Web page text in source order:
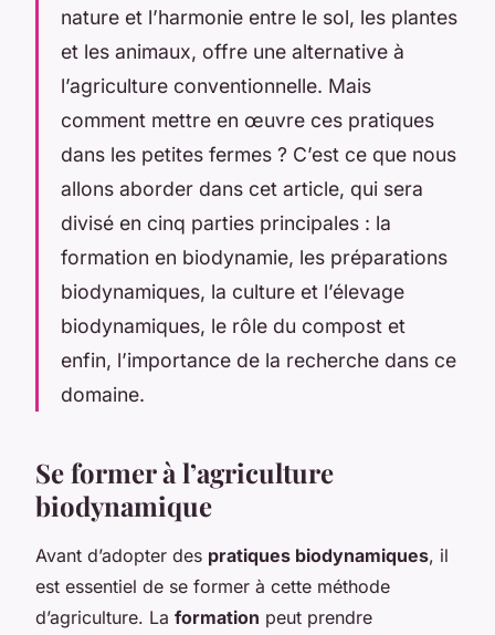
nature et l’harmonie entre le sol, les plantes
et les animaux, offre une alternative à
l’agriculture conventionnelle. Mais
comment mettre en œuvre ces pratiques
dans les petites fermes ? C’est ce que nous
allons aborder dans cet article, qui sera
divisé en cinq parties principales : la
formation en biodynamie, les préparations
biodynamiques, la culture et l’élevage
biodynamiques, le rôle du compost et
enfin, l’importance de la recherche dans ce
domaine.
Se former à l’agriculture
biodynamique
Avant d’adopter des pratiques biodynamiques, il
est essentiel de se former à cette méthode
d’agriculture. La formation peut prendre